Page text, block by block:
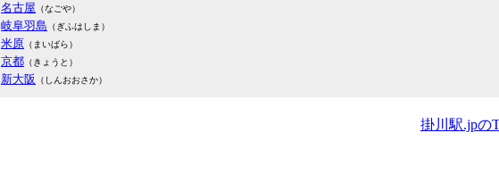
名古屋 （なごや）
岐阜羽島 （ぎふはしま）
米原 （まいばら）
京都 （きょうと）
新大阪 （しんおおさか）
掛川駅.jpの